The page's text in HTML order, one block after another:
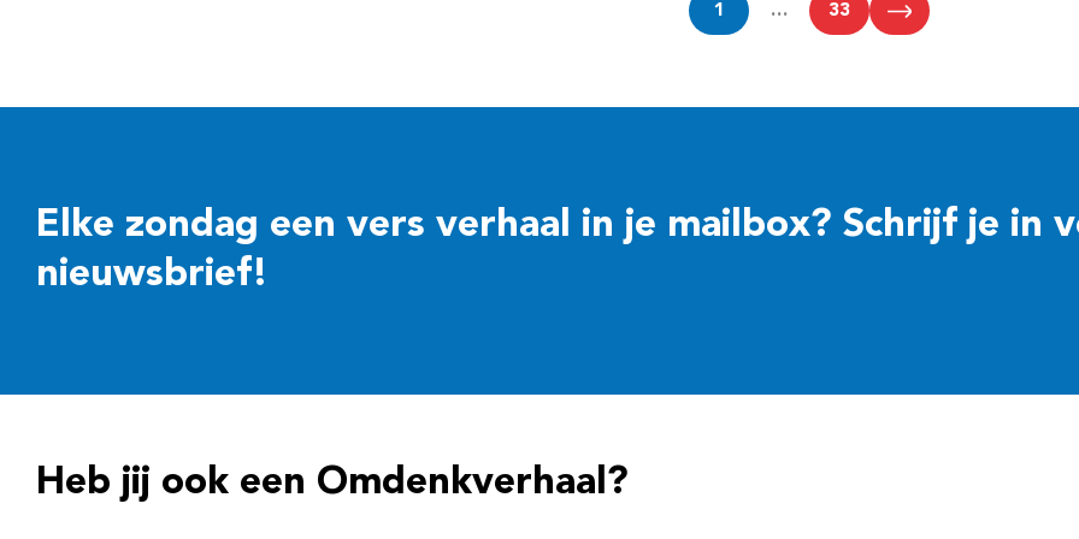
1 … 33
Elke zondag een vers verhaal in je mailbox? Schrijf je in
nieuwsbrief!
Heb jij ook een Omdenkverhaal?